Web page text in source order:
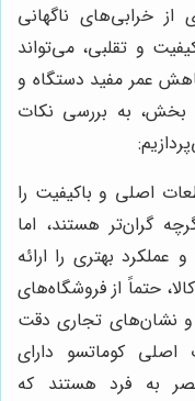
خرابی‌های ناگهانی
و تقلبی، می‌تواند
عمر مفید دستگاه و
بخش، به بررسی نکات
اصلی و باکیفیت را
گران‌تر هستند، اما
عملکرد بهتری را ارائه
حتماً از فروشگاه‌های
و نشان‌های تجاری دقت
اصلی کوماتسو دارای
به فرد هستند که